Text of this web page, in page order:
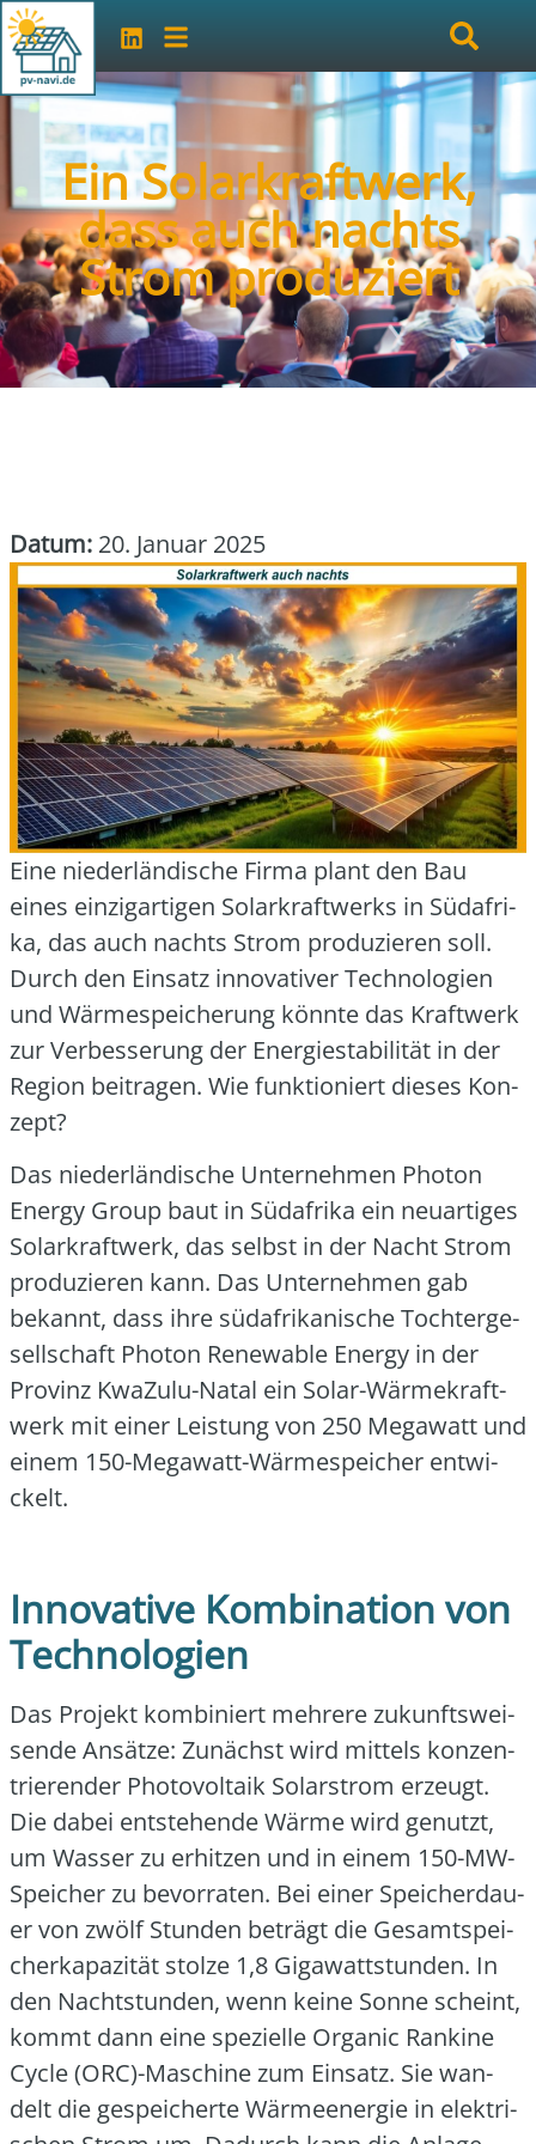
Ein Solarkraftwerk,
dass auch nachts
Strom produziert
Datum: 20. Januar 2025
Eine nie­der­län­di­sche Fir­ma plant den Bau
eines ein­zig­ar­ti­gen Solar­kraft­werks in Süd­afri­
ka, das auch nachts Strom pro­du­zie­ren soll.
Durch den Ein­satz inno­va­ti­ver Tech­no­lo­gien
und Wär­me­spei­che­rung könn­te das Kraft­werk
zur Ver­bes­se­rung der Ener­gie­sta­bi­li­tät in der
Regi­on bei­tra­gen. Wie funk­tio­niert die­ses Kon­
zept?
Das nie­der­län­di­sche Unter­neh­men Pho­ton
Ener­gy Group baut in Süd­afri­ka ein neu­ar­ti­ges
Solar­kraft­werk, das selbst in der Nacht Strom
pro­du­zie­ren kann. Das Unter­neh­men gab
bekannt, dass ihre süd­afri­ka­ni­sche Toch­ter­ge­
sell­schaft Pho­ton Rene­wa­ble Ener­gy in der
Pro­vinz Kwa­Zu­lu-Natal ein Solar-Wär­me­kraft­
werk mit einer Leis­tung von 250 Mega­watt und
einem 150-Mega­watt-Wär­me­spei­cher ent­wi­
ckelt.
Innovative Kombination von
Technologien
Das Pro­jekt kom­bi­niert meh­re­re zukunfts­wei­
sen­de Ansät­ze: Zunächst wird mit­tels kon­zen­
trie­ren­der Pho­to­vol­ta­ik Solar­strom erzeugt.
Die dabei ent­ste­hen­de Wär­me wird genutzt,
um Was­ser zu erhit­zen und in einem 150-MW-
Spei­cher zu bevor­ra­ten. Bei einer Spei­cher­dau­
er von zwölf Stun­den beträgt die Gesamt­spei­
cher­ka­pa­zi­tät stol­ze 1,8 Giga­watt­stun­den. In
den Nacht­stun­den, wenn kei­ne Son­ne scheint,
kommt dann eine spe­zi­el­le Orga­nic Ran­ki­ne
Cycle (ORC)-Maschine zum Ein­satz. Sie wan­
delt die gespei­cher­te Wär­me­en­er­gie in elek­tri­